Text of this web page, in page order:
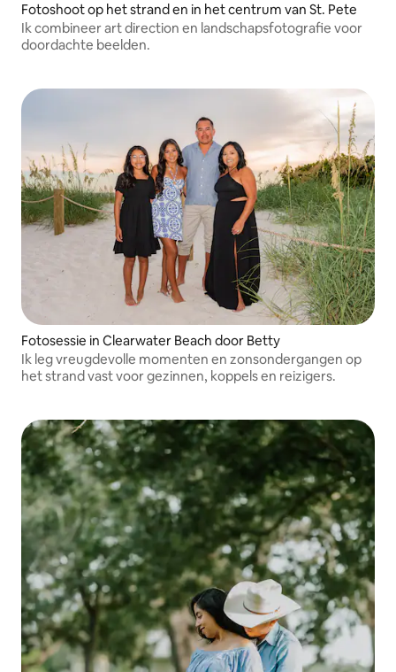
Fotoshoot op het strand en in het centrum van St. Pete
Ik combineer art direction en landschapsfotografie voor
doordachte beelden.
Fotosessie in Clearwater Beach door Betty
Ik leg vreugdevolle momenten en zonsondergangen op
het strand vast voor gezinnen, koppels en reizigers.